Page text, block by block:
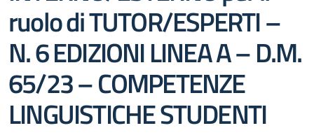
ruolo di TUTOR/ESPERTI –
N. 6 EDIZIONI LINEA A – D.M.
65/23 – COMPETENZE
LINGUISTICHE STUDENTI